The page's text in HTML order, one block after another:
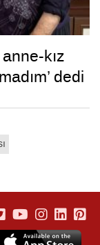
kız
dedi